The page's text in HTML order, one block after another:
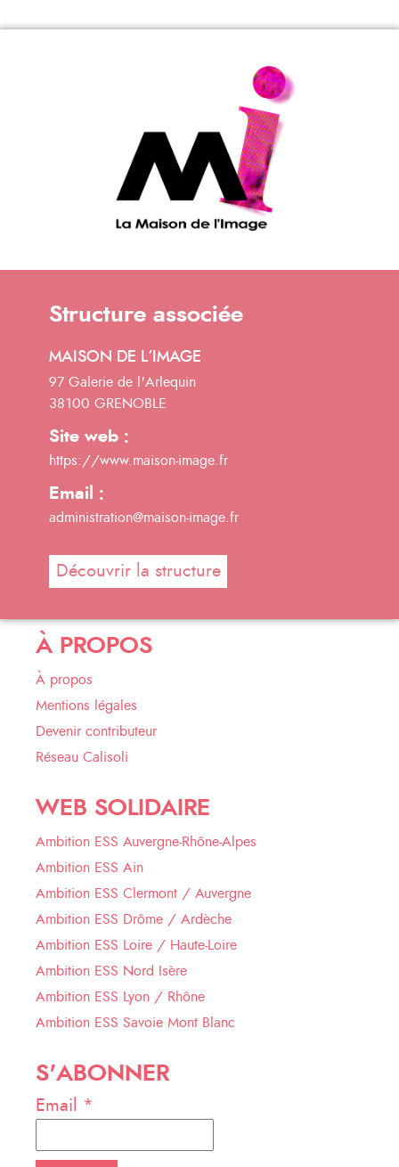
Structure associée
MAISON DE L’IMAGE
97 Galerie de l'Arlequin
38100 GRENOBLE
Site web :
https://www.maison-image.fr
Email :
administration@maison-image.fr
Découvrir la structure
À PROPOS
À propos
Mentions légales
Devenir contributeur
Réseau Calisoli
WEB SOLIDAIRE
Ambition ESS Auvergne-Rhône-Alpes
Ambition ESS Ain
Ambition ESS Clermont / Auvergne
Ambition ESS Drôme / Ardèche
Ambition ESS Loire / Haute-Loire
Ambition ESS Nord Isère
Ambition ESS Lyon / Rhône
Ambition ESS Savoie Mont Blanc
S'ABONNER
Email *